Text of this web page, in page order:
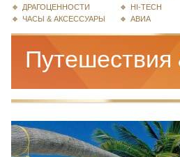
ДРАГОЦЕННОСТИ
ЧАСЫ & АКСЕССУАРЫ
HI-TECH
АВИА
Путешествия